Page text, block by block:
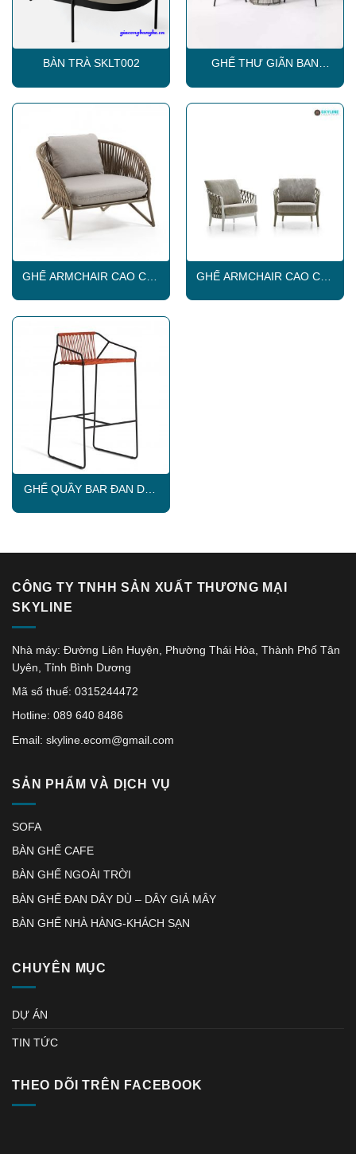
BÀN TRÀ SKLT002
GHẾ THƯ GIÃN BAN
GHẾ ARMCHAIR CAO CẤP
GHẾ ARMCHAIR CAO CẤP
GHẾ QUẦY BAR ĐAN DÂY
CÔNG TY TNHH SẢN XUẤT THƯƠNG MẠI
SKYLINE
Nhà máy: Đường Liên Huyện, Phường Thái Hòa, Thành Phố Tân
Uyên, Tỉnh Bình Dương
Mã số thuế: 0315244472
Hotline: 089 640 8486
Email: skyline.ecom@gmail.com
SẢN PHẨM VÀ DỊCH VỤ
SOFA
BÀN GHẾ CAFE
BÀN GHẾ NGOÀI TRỜI
BÀN GHẾ ĐAN DÂY DÙ – DÂY GIẢ MÂY
BÀN GHẾ NHÀ HÀNG-KHÁCH SẠN
CHUYÊN MỤC
DỰ ÁN
TIN TỨC
THEO DÕI TRÊN FACEBOOK